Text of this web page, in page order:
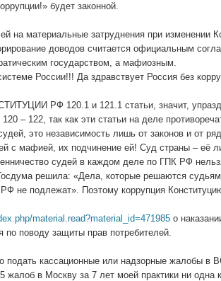
будет законной.
на материальные затруднения при изменении
доводов считается официальным
государством, а мафиозным.
России!!! Да здравствует Россия без
РФ 120.1 и 121.1 статьи, значит,
120 – 122, так как эти статьи на деле
это независимость лишь от законов и от
с мафией, их подчинение ей! Суд страны – её
судей в каждом деле по ГПК РФ
решила: «Дела, которые решаются
не подлежат». Поэтому коррупция
material.read?material_id=471985 о
по поводу защиты прав потребителей.
подать кассационные или надзорные жалобы в
жалоб в Москву за 7 лет моей практики ни одна